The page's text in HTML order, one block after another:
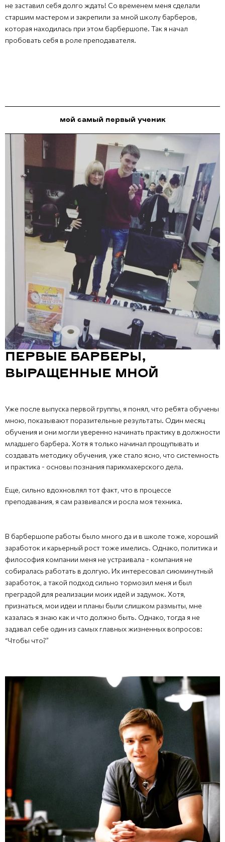
не заставил себя долго ждать! Со временем меня сделали
старшим мастером и закрепили за мной школу барберов,
которая находилась при этом барбершопе. Так я начал
пробовать себя в роле преподавателя.
мой самый первый ученик
ПЕРВЫЕ БАРБЕРЫ,
ВЫРАЩЕННЫЕ МНОЙ
Уже после выпуска первой группы, я понял, что ребята обучены
мною, показывают поразительные результаты. Один месяц
обучения и они могли уверенно начинать практику в должности
младшего барбера. Хотя я только начинал прощупывать и
создавать методику обучения, уже стало ясно, что системность
и практика - основы познания парикмахерского дела.
Еще, сильно вдохновлял тот факт, что в процессе
преподавания, я сам развивался и росла моя техника.
В барбершопе работы было много да и в школе тоже, хороший
заработок и карьерный рост тоже имелись. Однако, политика и
философия компании меня не устраивала - компания не
собиралась работать в долгую. Их интересовал сиюминутный
заработок, а такой подход сильно тормозил меня и был
преградой для реализации моих идей и задумок. Хотя,
признаться, мои идеи и планы были слишком размыты, мне
казалась я знаю как и что должно быть. Однако, тогда я не
задавал себе один из самых главных жизненных вопросов:
“Чтобы что?”